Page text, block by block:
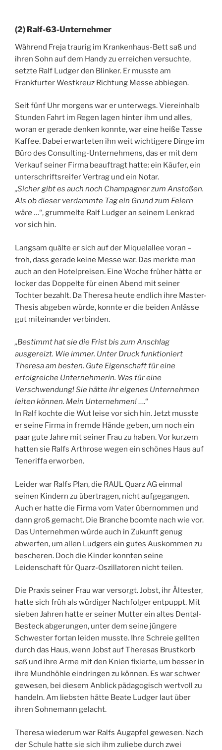
(2) Ralf-63-Unternehmer
Während Freja traurig im Krankenhaus-Bett saß und
ihren Sohn auf dem Handy zu erreichen versuchte,
setzte Ralf Ludger den Blinker. Er musste am
Frankfurter Westkreuz Richtung Messe abbiegen.
Seit fünf Uhr morgens war er unterwegs. Viereinhalb
Stunden Fahrt im Regen lagen hinter ihm und alles,
woran er gerade denken konnte, war eine heiße Tasse
Kaffee. Dabei erwarteten ihn weit wichtigere Dinge im
Büro des Consulting-Unternehmens, das er mit dem
Verkauf seiner Firma beauftragt hatte: ein Käufer, ein
unterschriftsreifer Vertrag und ein Notar.
„Sicher gibt es auch noch Champagner zum Anstoßen.
Als ob dieser verdammte Tag ein Grund zum Feiern
wäre…“, grummelte Ralf Ludger an seinem Lenkrad
vor sich hin.
Langsam quälte er sich auf der Miquelallee voran –
froh, dass gerade keine Messe war. Das merkte man
auch an den Hotelpreisen. Eine Woche früher hätte er
locker das Doppelte für einen Abend mit seiner
Tochter bezahlt. Da Theresa heute endlich ihre Master-
Thesis abgeben würde, konnte er die beiden Anlässe
gut miteinander verbinden.
„Bestimmt hat sie die Frist bis zum Anschlag
ausgereizt. Wie immer. Unter Druck funktioniert
Theresa am besten. Gute Eigenschaft für eine
erfolgreiche Unternehmerin. Was für eine
Verschwendung! Sie hätte ihr eigenes Unternehmen
leiten können. Mein Unternehmen!….“
In Ralf kochte die Wut leise vor sich hin. Jetzt musste
er seine Firma in fremde Hände geben, um noch ein
paar gute Jahre mit seiner Frau zu haben. Vor kurzem
hatten sie Ralfs Arthrose wegen ein schönes Haus auf
Teneriffa erworben.
Leider war Ralfs Plan, die RAUL Quarz AG einmal
seinen Kindern zu übertragen, nicht aufgegangen.
Auch er hatte die Firma vom Vater übernommen und
dann groß gemacht. Die Branche boomte nach wie vor.
Das Unternehmen würde auch in Zukunft genug
abwerfen, um allen Ludgers ein gutes Auskommen zu
bescheren. Doch die Kinder konnten seine
Leidenschaft für Quarz-Oszillatoren nicht teilen.
Die Praxis seiner Frau war versorgt. Jobst, ihr Ältester,
hatte sich früh als würdiger Nachfolger entpuppt. Mit
sieben Jahren hatte er seiner Mutter ein altes Dental-
Besteck abgerungen, unter dem seine jüngere
Schwester fortan leiden musste. Ihre Schreie gellten
durch das Haus, wenn Jobst auf Theresas Brustkorb
saß und ihre Arme mit den Knien fixierte, um besser in
ihre Mundhöhle eindringen zu können. Es war schwer
gewesen, bei diesem Anblick pädagogisch wertvoll zu
handeln. Am liebsten hätte Beate Ludger laut über
ihren Sohnemann gelacht.
Theresa wiederum war Ralfs Augapfel gewesen. Nach
der Schule hatte sie sich ihm zuliebe durch zwei